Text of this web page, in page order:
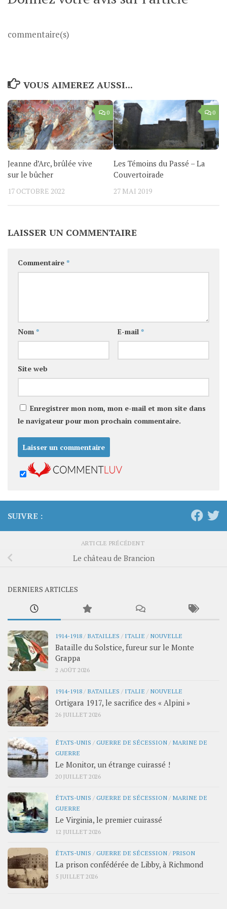
commentaire(s)
VOUS AIMEREZ AUSSI...
0
Jeanne d’Arc, brûlée vive
sur le bûcher
17 OCTOBRE 2022
0
Les Témoins du Passé – La
Couvertoirade
27 MAI 2019
LAISSER UN COMMENTAIRE
Commentaire *
Nom * E-mail *
Site web
Enregistrer mon nom, mon e-mail et mon site dans
le navigateur pour mon prochain commentaire.
SUIVRE :
ARTICLE PRÉCÉDENT
Le château de Brancion
DERNIERS ARTICLES
1914-1918 / BATAILLES / ITALIE / NOUVELLE
Bataille du Solstice, fureur sur le Monte
Grappa
2 AOÛT 2026
1914-1918 / BATAILLES / ITALIE / NOUVELLE
Ortigara 1917, le sacrifice des « Alpini »
26 JUILLET 2026
ÉTATS-UNIS /GUERRE DE SÉCESSION / MARINE DE
GUERRE
Le Monitor, un étrange cuirassé !
20 JUILLET 2026
ÉTATS-UNIS /GUERRE DE SÉCESSION / MARINE DE
GUERRE
Le Virginia, le premier cuirassé
12 JUILLET 2026
ÉTATS-UNIS /GUERRE DE SÉCESSION / PRISON
La prison confédérée de Libby, à Richmond
5 JUILLET 2026